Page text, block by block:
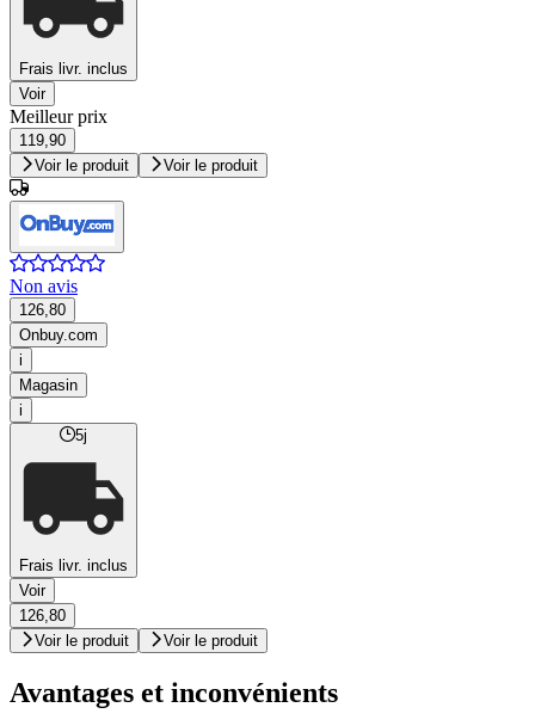
Frais livr. inclus
Voir
Meilleur prix
119,90
Voir le produit
Voir le produit
Non avis
126,80
Onbuy.com
i
Magasin
i
5j
Frais livr. inclus
Voir
126,80
Voir le produit
Voir le produit
Avantages et inconvénients